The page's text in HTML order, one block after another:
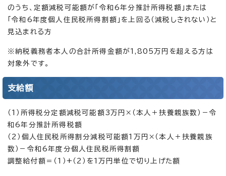
のうち、定額減税可能額が「令和6年分推計所得税額」または
「令和6年度個人住民税所得割額」を上回る（減税しきれない）と
見込まれる方
※納税義務者本人の合計所得金額が1,805万円を超える方は
対象外です。
支給額
（1）所得税分定額減税可能額3万円×（本人＋扶養親族数）－令
和6年分推計所得税額
（2）個人住民税所得割分減税可能額1万円×（本人＋扶養親族
数）－令和6年度分個人住民税所得割額
調整給付額＝（1）+（2）を1万円単位で切り上げた額